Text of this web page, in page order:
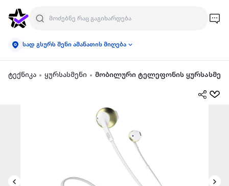
სად გსურს შენი ამანათის მიღება
ტექნიკა ყურსასმენი მობილური ტელეფონის ყურსასმენი